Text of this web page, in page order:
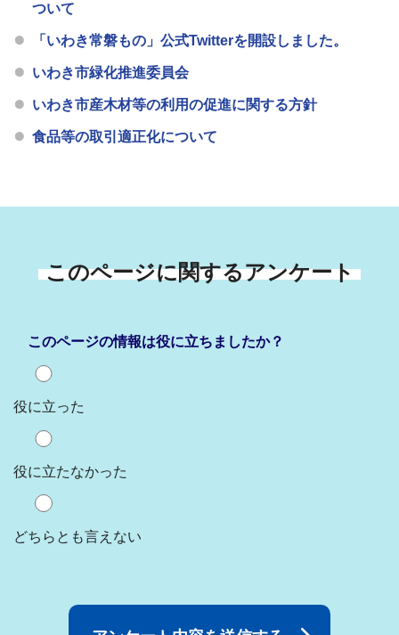
ついて
「いわき常磐もの」公式Twitterを開設しました。
いわき市緑化推進委員会
いわき市産木材等の利用の促進に関する方針
食品等の取引適正化について
このページに関するアンケート
このページの情報は役に立ちましたか？
役に立った
役に立たなかった
どちらとも言えない